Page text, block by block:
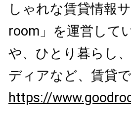
しゃれな賃貸情報
room」を運営して
や、ひとり暮らし
ディアなど、賃貸
https://